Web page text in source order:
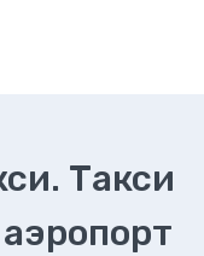
Такси